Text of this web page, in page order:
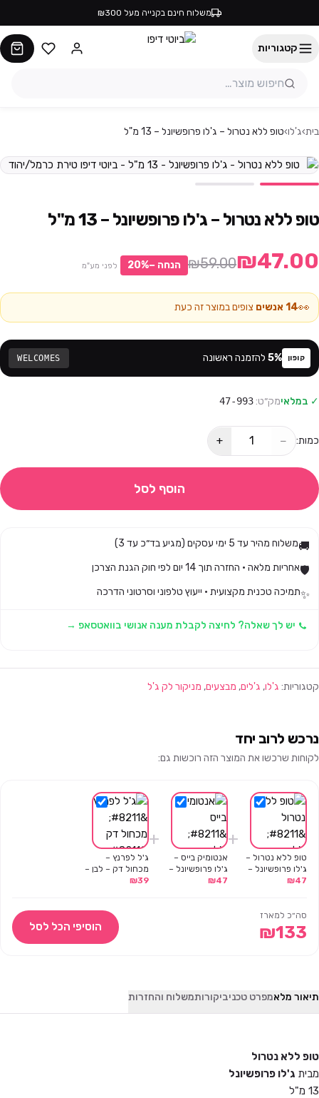
משלוח חינם בקנייה מעל ₪300
קטגוריות
בית›ג'לו›טופ ללא נטרול – ג'לו פרופשיונל – 13 מ"ל
טופ ללא נטרול – ג'לו פרופשיונל – 13 מ"ל
₪47.00
₪59.00 הנחה − 20% לפני מע"מ
👀
14אנשים צופים במוצר זה כעת
קופון 5% להזמנה ראשונה WELCOMES
✓ במלאימק״ט:47-993
כמות: −
+
הוסף לסל
🚚משלוח מהיר עד 5 ימי עסקים (מגיע בד״כ עד 3)
🛡️אחריות מלאה · החזרה תוך 14 יום לפי חוק הגנת הצרכן
✨תמיכה טכנית מקצועית · ייעוץ טלפוני וסרטוני הדרכה
יש לך שאלה? לחיצה לקבלת מענה אנושי בוואטסאפ →
קטגוריות: ג'לו, ג'לים, מבצעים, מניקור לק ג'ל
נרכש לרוב יחד
לקוחות שרכשו את המוצר הזה רוכשות גם:
טופ ללא נטרול –
ג'לו פרופשיונל –
13 מ"ל ₪47
+
אנטומיק בייס –
ג'לו פרופשיונל –
13 מ"ל ₪47
+
ג'ל לפרנץ –
מכחול דק – לבן –
ג'לו₪39
סה״כ למארז
₪133 הוסיפי הכל לסל
תיאור מלאמפרט טכניביקורותמשלוח והחזרות
טופ ללא נטרול
מבית ג'לו פרופשיונל
13 מ"ל